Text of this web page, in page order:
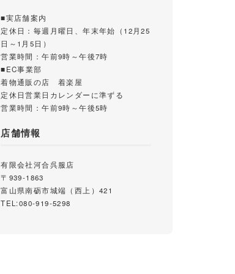
■実店舗案内
定休日：毎週月曜日、年末年始（12月25
日～1月5日）
営業時間：午前9時～午後7時
■EC事業部
着物通販の店 着楽屋
定休日営業日カレンダーに準ずる
営業時間：午前9時～午後5時
店舗情報
有限会社河合呉服店
〒939-1863
富山県南砺市城端（西上）421
TEL:080-919-5298